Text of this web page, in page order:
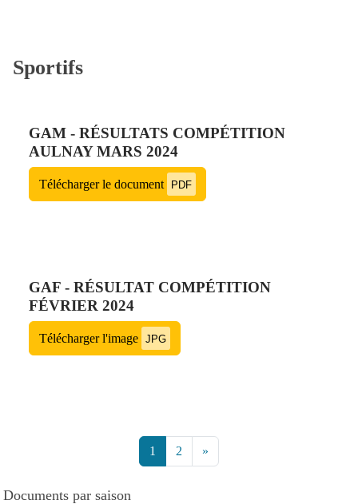
Sportifs
GAM - RÉSULTATS COMPÉTITION
AULNAY MARS 2024
Télécharger le document PDF
GAF - RÉSULTAT COMPÉTITION
FÉVRIER 2024
Télécharger l'image JPG
1 2 »
Documents par saison